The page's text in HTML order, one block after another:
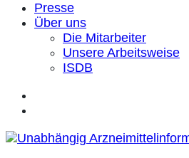
Presse
Über uns
Die Mitarbeiter
Unsere Arbeitsweise
ISDB